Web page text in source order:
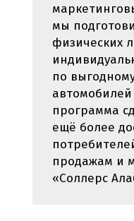
мы
физических
по
программа
ещё более
продажам и
«Соллерс